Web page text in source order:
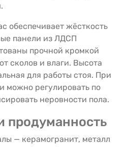
обеспечивает жёсткость
панели из ЛДСП
прочной кромкой
сколов и влаги. Высота
для работы стоя. При
можно регулировать по
неровности пола.
продуманность
— керамогранит, металл